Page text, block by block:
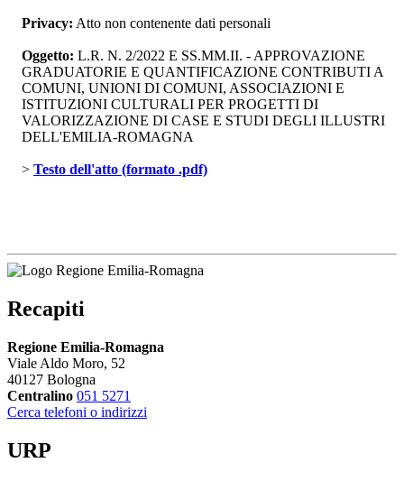
Privacy: Atto non contenente dati personali
Oggetto: L.R. N. 2/2022 E SS.MM.II. - APPROVAZIONE
GRADUATORIE E QUANTIFICAZIONE CONTRIBUTI A
COMUNI, UNIONI DI COMUNI, ASSOCIAZIONI E
ISTITUZIONI CULTURALI PER PROGETTI DI
VALORIZZAZIONE DI CASE E STUDI DEGLI ILLUSTRI
DELL'EMILIA-ROMAGNA
> Testo dell'atto (formato .pdf)
Recapiti
Regione Emilia-Romagna
Viale Aldo Moro, 52
40127 Bologna
Centralino 051 5271
Cerca telefoni o indirizzi
URP